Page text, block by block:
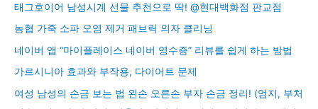
태그호이어 남성시계 선물 추천으로 딱! @현대백화점 판교점
농협 가죽 소파 오염 제거 패브릭 의자 클리닝
네이버 앱 “마이플레이스 네이버 영수증” 리뷰를 쉽게 하는 방법
가르시니아 효과와 부작용, 다이어트 문제
여성 남성의 손금 보는 법 왼손 오른손 부자 손금 정리! (엄지, 부처